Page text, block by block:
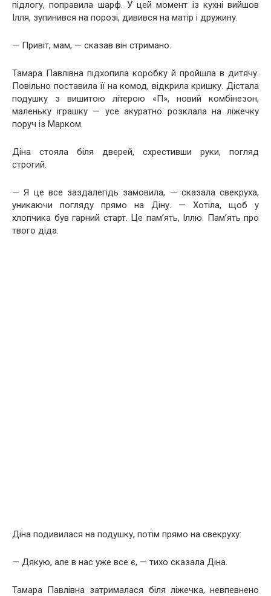
підлогу, поправила шарф. У цей момент із кухні вийшов
Ілля, зупинився на порозі, дивився на матір і дружину.
— Привіт, мам, — сказав він стримано.
Тамара Павлівна підхопила коробку й пройшла в дитячу.
Повільно поставила її на комод, відкрила кришку. Дістала
подушку з вишитою літерою «П», новий комбінезон,
маленьку іграшку — усе акуратно розклала на ліжечку
поруч із Марком.
Діна стояла біля дверей, схрестивши руки, погляд
строгий.
— Я це все заздалегідь замовила, — сказала свекруха,
уникаючи погляду прямо на Діну. — Хотіла, щоб у
хлопчика був гарний старт. Це пам’ять, Іллю. Пам’ять про
твого діда.
Діна подивилася на подушку, потім прямо на свекруху:
— Дякую, але в нас уже все є, — тихо сказала Діна.
Тамара Павлівна затрималася біля ліжечка, невпевнено